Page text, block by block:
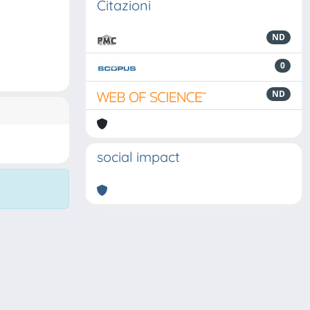
Citazioni
ND
0
ND
social impact